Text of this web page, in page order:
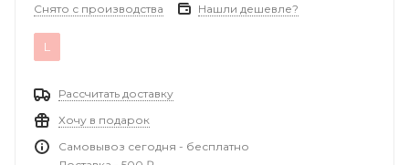
Снято с производства Нашли дешевле?
L
Рассчитать доставку
Хочу в подарок
Самовывоз сегодня - бесплатно